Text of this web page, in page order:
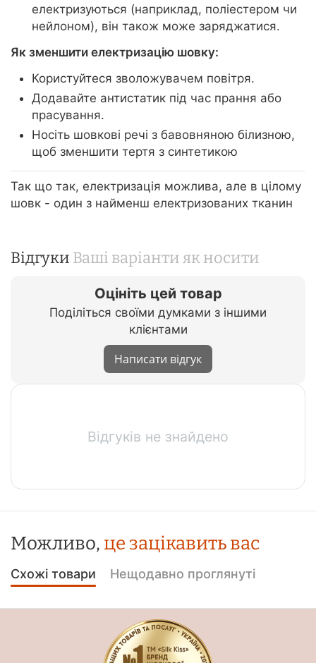
електризуються (наприклад, поліестером чи
нейлоном), він також може заряджатися.
Як зменшити електризацію шовку:
Користуйтеся зволожувачем повітря.
Додавайте антистатик під час прання або
прасування.
Носіть шовкові речі з бавовняною білизною,
щоб зменшити тертя з синтетикою
Так що так, електризація можлива, але в цілому
шовк - один з найменш електризованих тканин
Відгуки Ваші варіанти як носити
Оцініть цей товар
Поділіться своїми думками з іншими
клієнтами
Написати відгук
Відгуків не знайдено
Можливо, це зацікавить вас
Схожі товари Нещодавно проглянуті